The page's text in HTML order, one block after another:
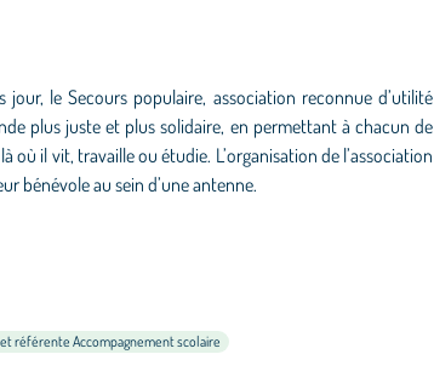
le Secours populaire, association reconnue d’utilité
plus juste et plus solidaire, en permettant à chacun de
où il vit, travaille ou étudie. L’organisation de l’association
bénévole au sein d’une antenne.
référente Accompagnement scolaire